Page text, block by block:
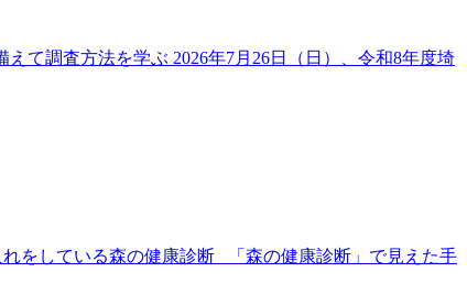
て調査方法を学ぶ 2026年7月26日（日）、令和8年度埼
をしている森の健康診断 「森の健康診断」で見えた手